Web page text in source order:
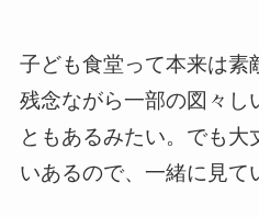
子ども食堂って本来は素
残念ながら一部の図々し
ともあるみたい。でも
いあるので、一緒に見て